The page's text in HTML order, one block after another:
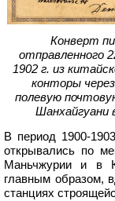
Конверт
отправленного
1902 г. из
конторы
полевую
Шанхайгуани
В период 1900-
открывались по
Маньчжурии и в
главным образом,
станциях